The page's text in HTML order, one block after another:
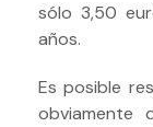
sólo 3,50
años.
Es posible
obviamente